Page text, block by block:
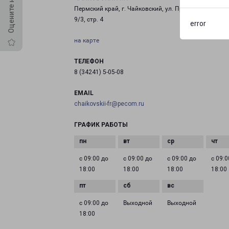
error
Пермский край, г. Чайковский, ул. Промышленная,
9/3, стр. 4
на карте
ТЕЛЕФОН
8 (34241) 5-05-08
EMAIL
chaikovskii-fr@pecom.ru
ГРАФИК РАБОТЫ
с 09:00 до
18:00
с 09:00 до
18:00
с 09:00 до
18:00
с
18:00
с 09:00 до
18:00
Выходной Выходной